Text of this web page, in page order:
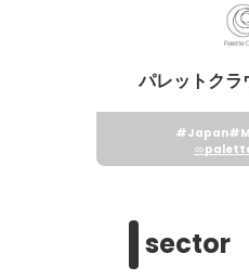
sector
パレットクラ
#Japan